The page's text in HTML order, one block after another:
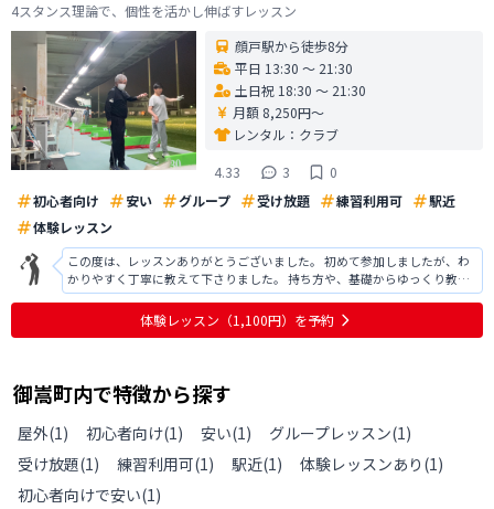
4スタンス理論で、個性を活かし伸ばすレッスン
顔戸駅から徒歩8分
平日 13:30 〜 21:30
土日祝 18:30 〜 21:30
月額 8,250円〜
レンタル： クラブ
4.33
3
0
初心者向け
安い グループ 受け放題 練習利用可
駅近
体験レッスン
この度は、レッスンありがとうございました。 初めて参加しましたが、わ
かりやすく丁寧に教えて下さりました。 持ち方や、基礎からゆっくり教え
ていただける為、とても分かりやすかったです。 また体幹とかも見ていた
だけました 初心者でも理解して少し上達する事が出来ました また利用する
事があれば、利用をしてみた
体験レッスン （1,100円） を予約
御嵩町内で特徴から探す
屋外(1) 初心者向け(1) 安い(1) グループレッスン(1)
受け放題(1) 練習利用可(1) 駅近(1) 体験レッスンあり (1)
初心者向けで安い(1)